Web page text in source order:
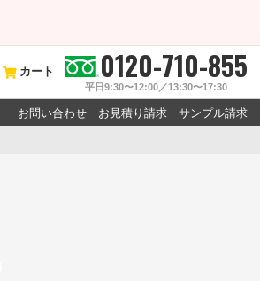
カート 0120-710-855
平日9:30〜12:00／13:30〜17:30
お問い合わせ お見積り請求 サンプル請求